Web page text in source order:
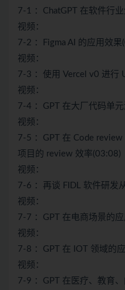
7-1 ：ChatGPT 在软件行
视频：
7-2 ：Figma AI 的应用效果
视频：
7-3 ：使用 Vercel v0 进行
视频：
7-4 ：GPT 在大厂代码单
视频：
7-5 ：GPT 在 Code
项目的 review 效率(03:08)
视频：
7-6 ：再谈 FIDL 软件研发
视频：
7-7 ：GPT 在电商场景的
视频：
7-8 ：GPT 在 IOT 领域的
视频：
7-9 ：GPT 在医疗、教育